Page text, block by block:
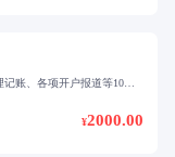
账、各项开户报道等10多
¥2000.00